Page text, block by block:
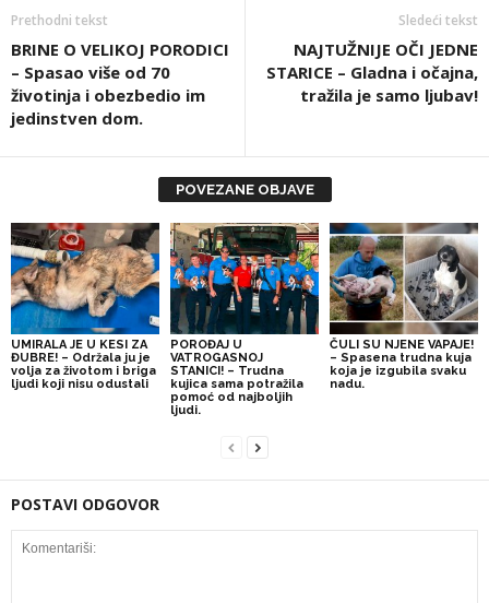
Prethodni tekst
BRINE O VELIKOJ PORODICI
– Spasao više od 70
životinja i obezbedio im
jedinstven dom.
Sledeći tekst
NAJTUŽNIJE OČI JEDNE
STARICE – Gladna i očajna,
tražila je samo ljubav!
POVEZANE OBJAVE
UMIRALA JE U KESI ZA
ĐUBRE! – Održala ju je
volja za životom i briga
ljudi koji nisu odustali
POROĐAJ U
VATROGASNOJ
STANICI! – Trudna
kujica sama potražila
pomoć od najboljih
ljudi.
ČULI SU NJENE VAPAJE!
– Spasena trudna kuja
koja je izgubila svaku
nadu.
POSTAVI ODGOVOR